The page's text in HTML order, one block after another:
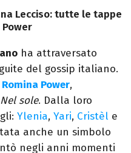
Lecciso: tutte le tappe
ha attraversato
del gossip italiano.
Romina Power,
Nel sole. Dalla loro
Ylenia, Yari, Cristèl e
anche un simbolo
negli anni momenti